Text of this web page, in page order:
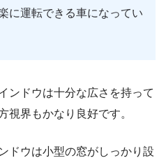
に運転できる車になってい
ンドウは十分な広さを持って
視界もかなり良好です。
ドウは小型の窓がしっかり設